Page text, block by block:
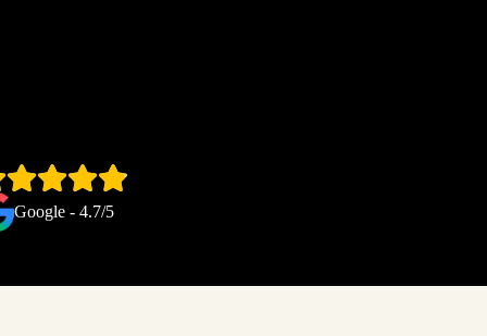
Google - 4.7/5